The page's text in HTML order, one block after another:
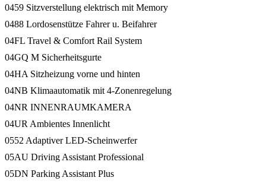
0459 Sitzverstellung elektrisch mit Memory
0488 Lordosenstütze Fahrer u. Beifahrer
04FL Travel & Comfort Rail System
04GQ M Sicherheitsgurte
04HA Sitzheizung vorne und hinten
04NB Klimaautomatik mit 4-Zonenregelung
04NR INNENRAUMKAMERA
04UR Ambientes Innenlicht
0552 Adaptiver LED-Scheinwerfer
05AU Driving Assistant Professional
05DN Parking Assistant Plus